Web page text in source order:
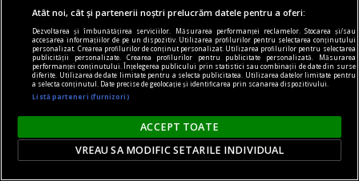
publicitate
De unde vine expresia „Zarurile au fost
aruncate"?
„Să înceapă jocul!”.
Atât noi, cât și partenerii noștri prelucrăm datele pentru a oferi:
Dezvoltarea și îmbunătățirea serviciilor. Măsurarea performanței reclamelor. Stocarea și/sau
accesarea informațiilor de pe un dispozitiv. Utilizarea profilurilor pentru selectarea conținutului
personalizat. Crearea profilurilor de conținut personalizat. Utilizarea profilurilor pentru selectarea
publicității personalizate. Crearea profilurilor pentru publicitate personalizată. Măsurarea
performanței conținutului. Înțelegerea publicului prin statistici sau combinații de date din surse
diferite. Utilizarea de date limitate pentru a selecta publicitatea. Utilizarea datelor limitate pentru
a selecta conținutul. Date precise de geolocație și identificarea prin scanarea dispozitivului.
Listă parteneri (furnizori)
ACCEPT TOATE
VREAU SA MODIFIC SETARILE INDIVIDUAL